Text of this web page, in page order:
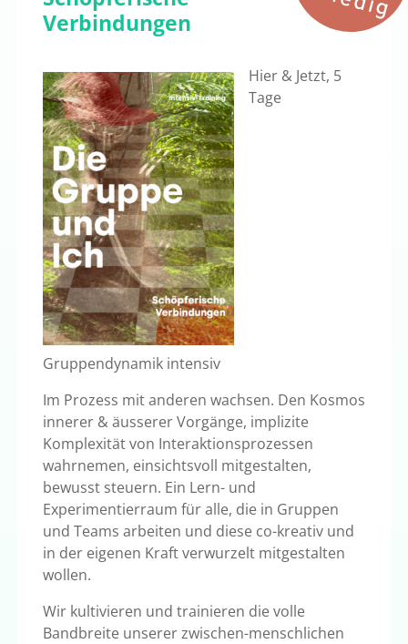
Verbindungen
Hier & Jetzt, 5
Tage
Gruppendynamik intensiv
Im Prozess mit anderen wachsen. Den Kosmos
innerer & äusserer Vorgänge, implizite
Komplexität von Interaktionsprozessen
wahrnemen, einsichtsvoll mitgestalten,
bewusst steuern. Ein Lern- und
Experimentierraum für alle, die in Gruppen
und Teams arbeiten und diese co-kreativ und
in der eigenen Kraft verwurzelt mitgestalten
wollen.
Wir kultivieren und trainieren die volle
Bandbreite unserer zwischen-menschlichen